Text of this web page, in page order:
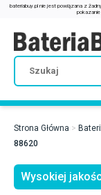
Strona Główna
88620
Wysokiej